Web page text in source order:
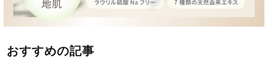
おすすめの記事